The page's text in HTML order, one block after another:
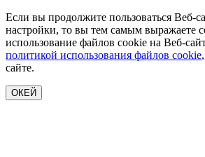
Если вы продолжите пользоваться Веб-
настройки, то вы тем самым выражаете
использование файлов cookie на Веб-
политикой использования файлов cookie
сайте.
ОКЕЙ